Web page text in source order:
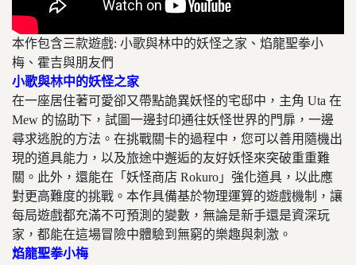
本作包含三款遊戲: 小歌與林中的妖怪之家、焰龍聖拳小
梅、霍吉與朋友們
小歌與林中的妖怪之家
在一座居住著可愛卻又帶點詭異妖怪的宅邸中，主角 Uta 在
Mew 的協助下，試圖一邊封印通往妖怪世界的門扉，一邊
尋求逃脫的方法。在挑戰關卡的過程中，您可以善用隨機出
現的道具能力，以及旅途中邂逅的友好妖怪來突破重重難
關。此外，還能在「妖怪商店 Rokuro」強化道具，以此應
對更高難度的挑戰。本作具備基於物理運算的遊戲機制，讓
每局遊戲都充滿不可預測的變數，無論是新手還是資深玩
家，都能在這場冒險中體驗到無窮的樂趣與刺激。
焰龍聖拳小梅